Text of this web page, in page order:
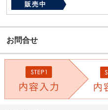
販売中
お問合せ